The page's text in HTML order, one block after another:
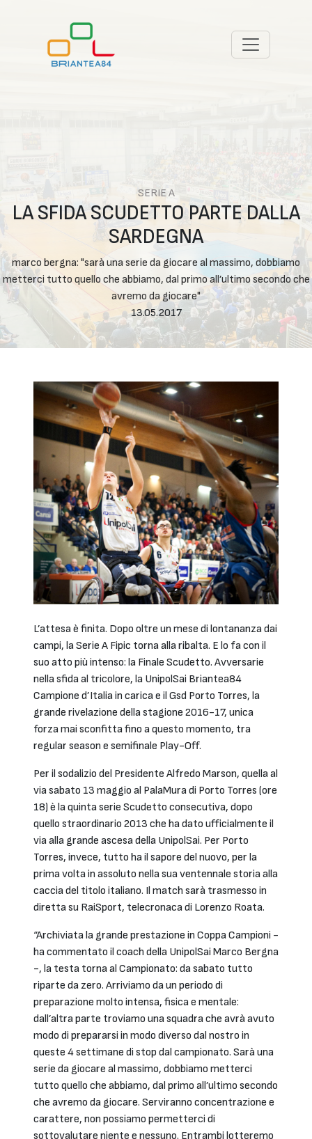
SERIE A
LA SFIDA SCUDETTO PARTE DALLA
SARDEGNA
marco bergna: "sarà una serie da giocare al massimo, dobbiamo
metterci tutto quello che abbiamo, dal primo all’ultimo secondo che
avremo da giocare"
13.05.2017
L’attesa è finita. Dopo oltre un mese di lontananza dai
campi, la Serie A Fipic torna alla ribalta. E lo fa con il
suo atto più intenso: la Finale Scudetto. Avversarie
nella sfida al tricolore, la UnipolSai Briantea84
Campione d’Italia in carica e il Gsd Porto Torres, la
grande rivelazione della stagione 2016-17, unica
forza mai sconfitta fino a questo momento, tra
regular season e semifinale Play-Off.
Per il sodalizio del Presidente Alfredo Marson, quella al
via sabato 13 maggio al PalaMura di Porto Torres (ore
18) è la quinta serie Scudetto consecutiva, dopo
quello straordinario 2013 che ha dato ufficialmente il
via alla grande ascesa della UnipolSai. Per Porto
Torres, invece, tutto ha il sapore del nuovo, per la
prima volta in assoluto nella sua ventennale storia alla
caccia del titolo italiano. Il match sarà trasmesso in
diretta su RaiSport, telecronaca di Lorenzo Roata.
“Archiviata la grande prestazione in Coppa Campioni -
ha commentato il coach della UnipolSai Marco Bergna
-, la testa torna al Campionato: da sabato tutto
riparte da zero. Arriviamo da un periodo di
preparazione molto intensa, fisica e mentale:
dall’altra parte troviamo una squadra che avrà avuto
modo di prepararsi in modo diverso dal nostro in
queste 4 settimane di stop dal campionato. Sarà una
serie da giocare al massimo, dobbiamo metterci
tutto quello che abbiamo, dal primo all’ultimo secondo
che avremo da giocare. Serviranno concentrazione e
carattere, non possiamo permetterci di
sottovalutare niente e nessuno. Entrambi lotteremo